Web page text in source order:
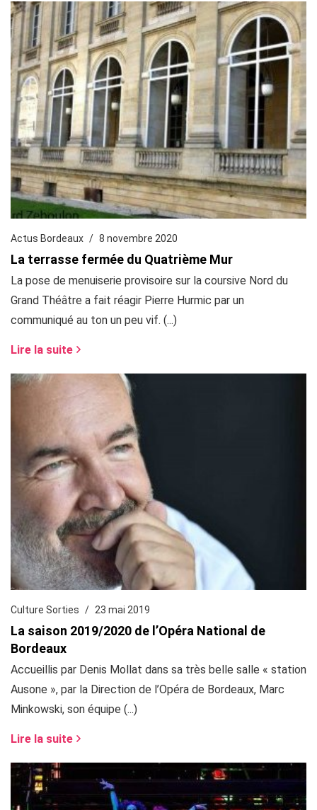
Actus Bordeaux 8 novembre 2020
La terrasse fermée du Quatrième Mur
La pose de menuiserie provisoire sur la coursive Nord du
Grand Théâtre a fait réagir Pierre Hurmic par un
communiqué au ton un peu vif. (...)
Lire la suite
Culture Sorties 23 mai 2019
La saison 2019/2020 de l’Opéra National de
Bordeaux
Accueillis par Denis Mollat dans sa très belle salle « station
Ausone », par la Direction de l’Opéra de Bordeaux, Marc
Minkowski, son équipe (...)
Lire la suite